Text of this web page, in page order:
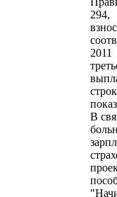
294,
В